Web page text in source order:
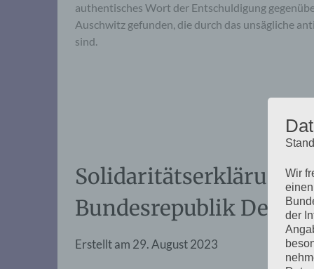
authentisches Wort der Entschuldigung
Auschwitz gefunden, die durch das unsägliche
sind.
Solidaritätserklärung
Bundesrepublik
Erstellt am 29. August 2023
Wir
der